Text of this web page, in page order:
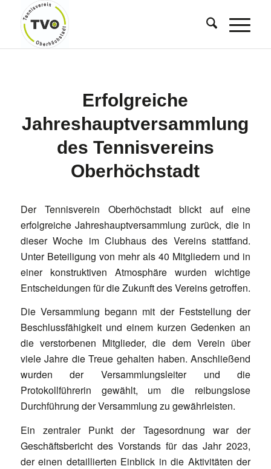
Erfolgreiche
Jahreshauptversammlung
des Tennisvereins
Oberhöchstadt
Der Tennisverein Oberhöchstadt blickt auf eine
erfolgreiche Jahreshauptversammlung zurück, die in
dieser Woche im Clubhaus des Vereins stattfand.
Unter Beteiligung von mehr als 40 Mitgliedern und in
einer konstruktiven Atmosphäre wurden wichtige
Entscheidungen für die Zukunft des Vereins getroffen.
Die Versammlung begann mit der Feststellung der
Beschlussfähigkeit und einem kurzen Gedenken an
die verstorbenen Mitglieder, die dem Verein über
viele Jahre die Treue gehalten haben. Anschließend
wurden der Versammlungsleiter und die
Protokollführerin gewählt, um die reibungslose
Durchführung der Versammlung zu gewährleisten.
Ein zentraler Punkt der Tagesordnung war der
Geschäftsbericht des Vorstands für das Jahr 2023,
der einen detaillierten Einblick in die Aktivitäten der